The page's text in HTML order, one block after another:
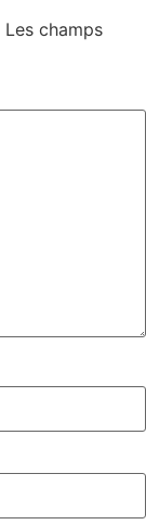
Les champs